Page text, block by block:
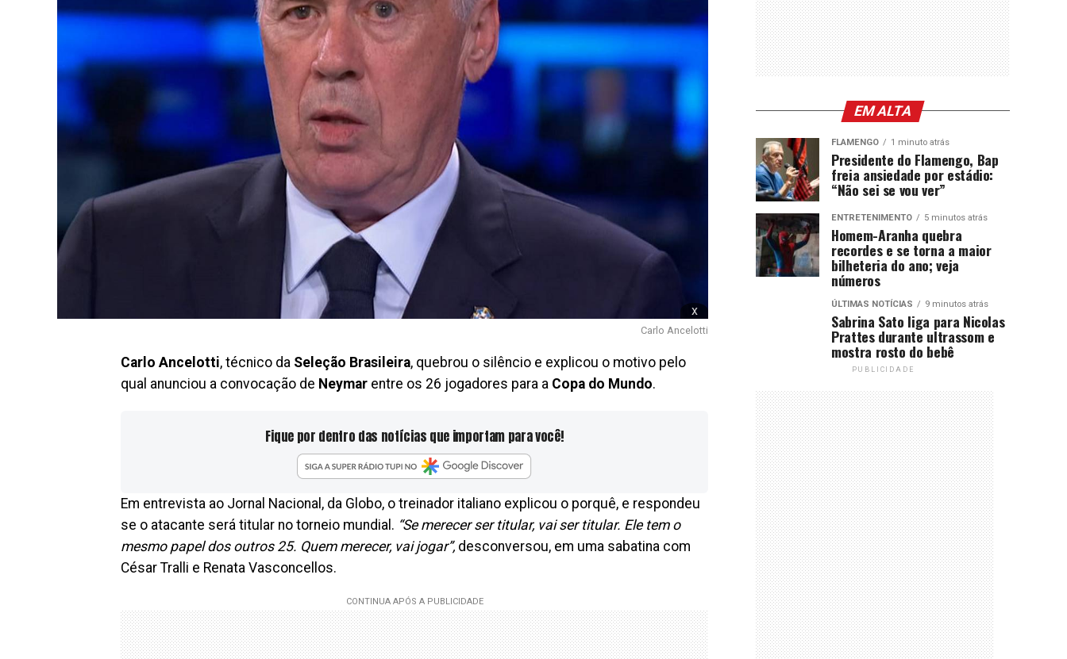
x
Carlo Ancelotti
Carlo Ancelotti, técnico da Seleção Brasileira, quebrou o silêncio e explicou o motivo pelo
qual anunciou a convocação de Neymar entre os 26 jogadores para a Copa do Mundo.
Fique por dentro das notícias que importam para você!
Em entrevista ao Jornal Nacional, da Globo, o treinador italiano explicou o porquê, e respondeu
se o atacante será titular no torneio mundial. “Se merecer ser titular, vai ser titular. Ele tem o
mesmo papel dos outros 25. Quem merecer, vai jogar”, desconversou, em uma sabatina com
César Tralli e Renata Vasconcellos.
EM ALTA
FLAMENGO 1 minuto atrás
Presidente do Flamengo, Bap
freia ansiedade por estádio:
“Não sei se vou ver”
ENTRETENIMENTO 5 minutos atrás
Homem-Aranha quebra
recordes e se torna a maior
bilheteria do ano; veja
números
ÚLTIMAS NOTÍCIAS 9 minutos atrás
Sabrina Sato liga para Nicolas
Prattes durante ultrassom e
mostra rosto do bebê
PUBLICIDADE